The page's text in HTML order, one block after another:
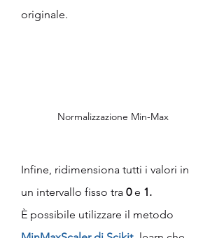
originale.
Normalizzazione Min-Max
Infine, ridimensiona tutti i valori in
un intervallo fisso tra 0 e 1.
È possibile utilizzare il metodo